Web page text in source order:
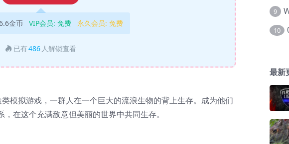
金币 VIP会员: 免费 永久会员: 免费
已有486 人解锁查看
模拟游戏，一群人在一个巨大的流浪生物的背上生存。成为他们
在这个充满敌意但美丽的世界中共同生存。
9
10
最新